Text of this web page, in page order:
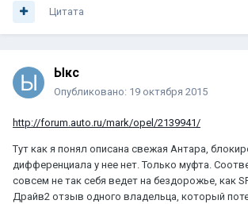
Цитата
Ыкс
Опубликовано: 19 октября 2015
http://forum.auto.ru/mark/opel/2139941/
Тут как я понял описана свежая Антара,
дифференциала у нее нет. Только муфта.
совсем не так себя ведет на бездорожье, как
Драйв2 отзыв одного владельца, который